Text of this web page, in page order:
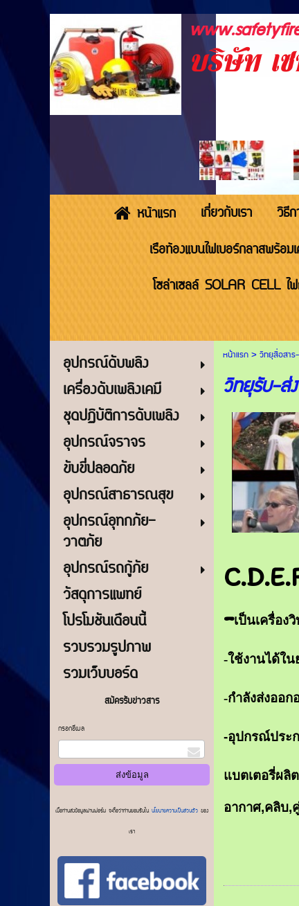
บริษัท เ
หน้าแรก เกี่ยวกับเรา วิธี
เรือท้องแบนไฟเบอร์กลาสพร้อม
โซล่าเซลล์ SOLAR CELL ไ
อุปกรณ์ดับพลิง
เครื่องดับเพลิงเคมี
ชุดปฏิบัติการดับเพลิง
อุปกรณ์จราจร
ขับขี่ปลอดภัย
อุปกรณ์สาธารณสุข
อุปกรณ์อุทกภัย-
วาตภัย
อุปกรณ์รถกู้ภัย
วัสดุการแพทย์
โปรโมชันเดือนนี้
รวบรวมรูปภาพ
รวมเว็บบอร์ด
สมัครรับข่าวสาร
กรอกอีเมล
เมื่อท่านส่งข้อมูลผ่านฟอร์ม จะถือว่าท่านยอมรับในนโยบายความเป็นส่วนตัวของ
เรา
หน้าแรก>วิทยุสื่อสา
วิทยุรับ-ส่
-เป็นเครื่อง
-ใช้งานได้ใ
-กำลังส่งออก
-อุปกรณ์ประ
แบตเตอรี่ผลิ
อากาศ,คลิบ,